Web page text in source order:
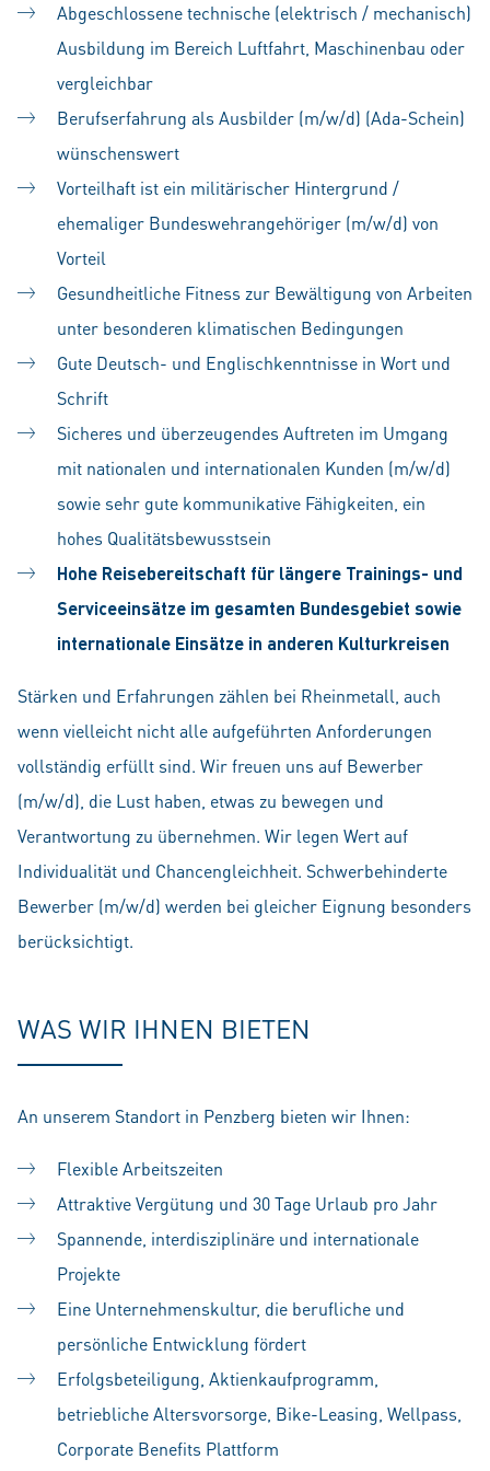
Abgeschlossene technische (elektrisch / mechanisch)
Ausbildung im Bereich Luftfahrt, Maschinenbau oder
vergleichbar
Berufserfahrung als Ausbilder (m/w/d) (Ada-Schein)
wünschenswert
Vorteilhaft ist ein militärischer Hintergrund /
ehemaliger Bundeswehrangehöriger (m/w/d) von
Vorteil
Gesundheitliche Fitness zur Bewältigung von Arbeiten
unter besonderen klimatischen Bedingungen
Gute Deutsch- und Englischkenntnisse in Wort und
Schrift
Sicheres und überzeugendes Auftreten im Umgang
mit nationalen und internationalen Kunden (m/w/d)
sowie sehr gute kommunikative Fähigkeiten, ein
hohes Qualitätsbewusstsein
Hohe Reisebereitschaft für längere Trainings- und
Serviceeinsätze im gesamten Bundesgebiet sowie
internationale Einsätze in anderen Kulturkreisen
Stärken und Erfahrungen zählen bei Rheinmetall, auch
wenn vielleicht nicht alle aufgeführten Anforderungen
vollständig erfüllt sind. Wir freuen uns auf Bewerber
(m/w/d), die Lust haben, etwas zu bewegen und
Verantwortung zu übernehmen. Wir legen Wert auf
Individualität und Chancengleichheit. Schwerbehinderte
Bewerber (m/w/d) werden bei gleicher Eignung besonders
berücksichtigt.
WAS WIR IHNEN BIETEN
An unserem Standort in Penzberg bieten wir Ihnen:
Flexible Arbeitszeiten
Attraktive Vergütung und 30 Tage Urlaub pro Jahr
Spannende, interdisziplinäre und internationale
Projekte
Eine Unternehmenskultur, die berufliche und
persönliche Entwicklung fördert
Erfolgsbeteiligung, Aktienkaufprogramm,
betriebliche Altersvorsorge, Bike-Leasing, Wellpass,
Corporate Benefits Plattform